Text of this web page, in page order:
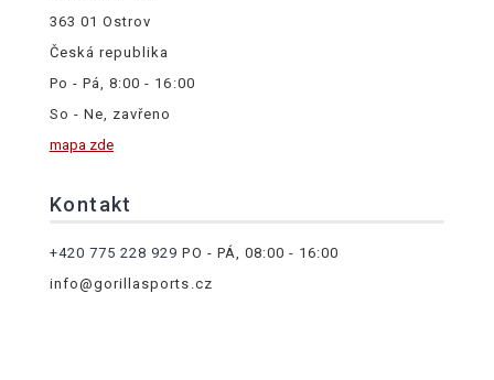
363 01 Ostrov
Česká republika
Po - Pá, 8:00 - 16:00
So - Ne, zavřeno
mapa zde
Kontakt
+420 775 228 929 PO - PÁ, 08:00 - 16:00
info@gorillasports.cz